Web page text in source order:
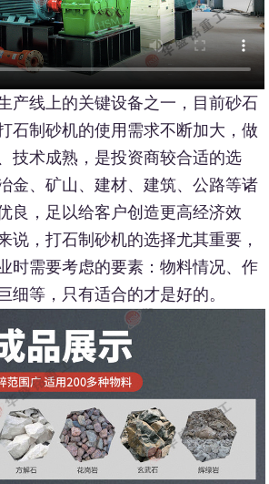
产线上的关键设备之一，目前砂石
石制砂机的使用需求不断加大，做
技术成熟，是投资商较合适的选
金、矿山、建材、建筑、公路等诸
良，足以给客户创造更高经济效
说，打石制砂机的选择尤其重要，
时需要考虑的要素：物料情况、作
细等，只有适合的才是好的。